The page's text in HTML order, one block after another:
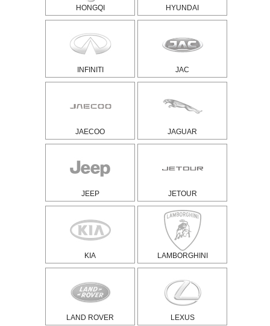
HONGQI HYUNDAI
INFINITI JAC
JAECOO JAGUAR
JEEP JETOUR
KIA LAMBORGHINI
LAND ROVER LEXUS